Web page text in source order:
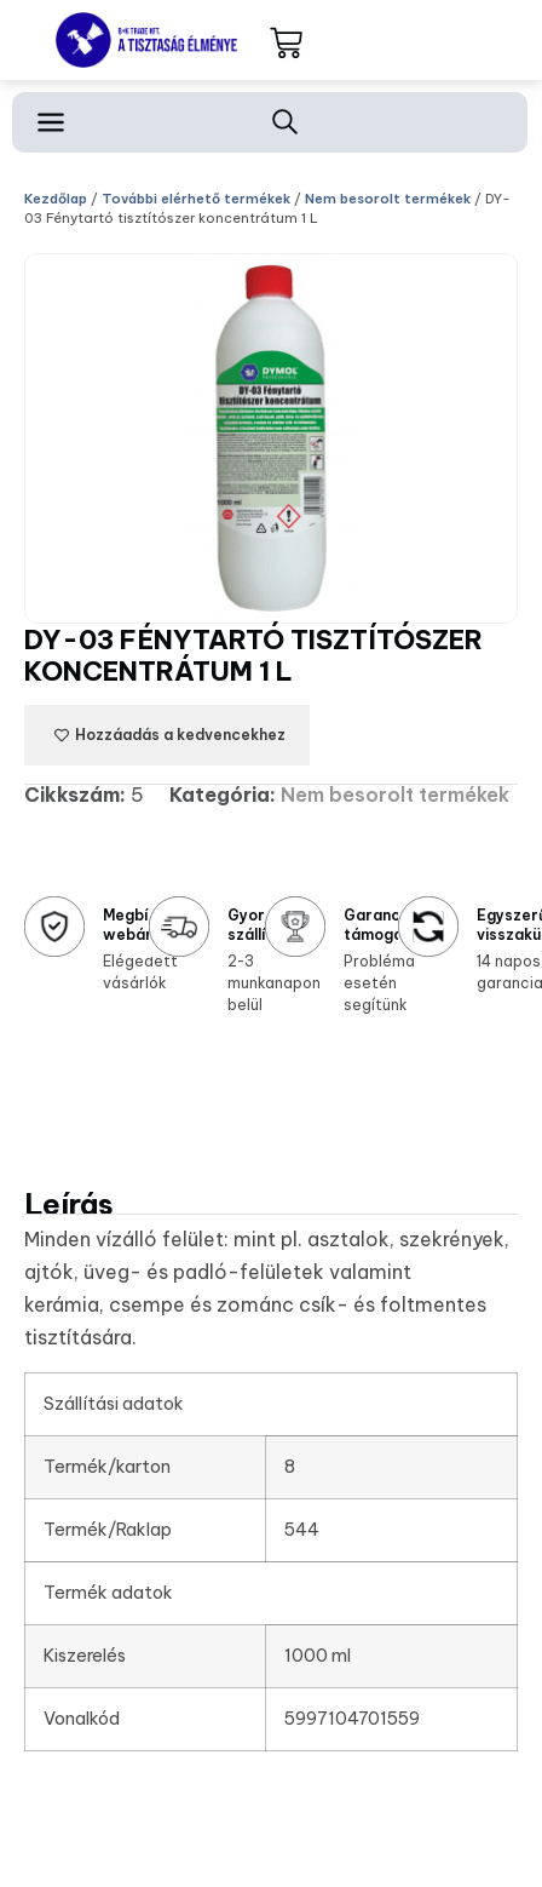
Kezdőlap / További elérhető termékek / Nem besorolt termékek / DY-
03 Fénytartó tisztítószer koncentrátum 1 L
DY-03 FÉNYTARTÓ TISZTÍTÓSZER
KONCENTRÁTUM 1 L
Hozzáadás a kedvencekhez
Cikkszám: 5 Kategória: Nem besorolt termékek
Megbízható
webáruház
Elégedett
vásárlók
Gyors
szállítás
2-3
munkanapon
belül
Garanciális
támogatás
Probléma
esetén
segítünk
14 napos
garancia
Leírás
Minden vízálló felület: mint pl. asztalok, szekrények,
ajtók, üveg- és padló-felületek valamint
kerámia, csempe és zománc csík- és foltmentes
tisztítására.
Szállítási adatok
Termék/karton 8
Termék/Raklap 544
Termék adatok
Kiszerelés 1000 ml
Vonalkód 5997104701559